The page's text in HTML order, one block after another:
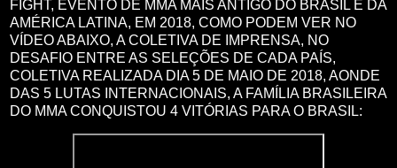
FIGHT, EVENTO DE MMA MAIS ANTIGO DO BRASIL E DA
AMÉRICA LATINA, EM 2018, COMO PODEM VER NO
VÍDEO ABAIXO, A COLETIVA DE IMPRENSA, NO
DESAFIO ENTRE AS SELEÇÕES DE CADA PAÍS,
COLETIVA REALIZADA DIA 5 DE MAIO DE 2018, AONDE
DAS 5 LUTAS INTERNACIONAIS, A FAMÍLIA BRASILEIRA
DO MMA CONQUISTOU 4 VITÓRIAS PARA O BRASIL: